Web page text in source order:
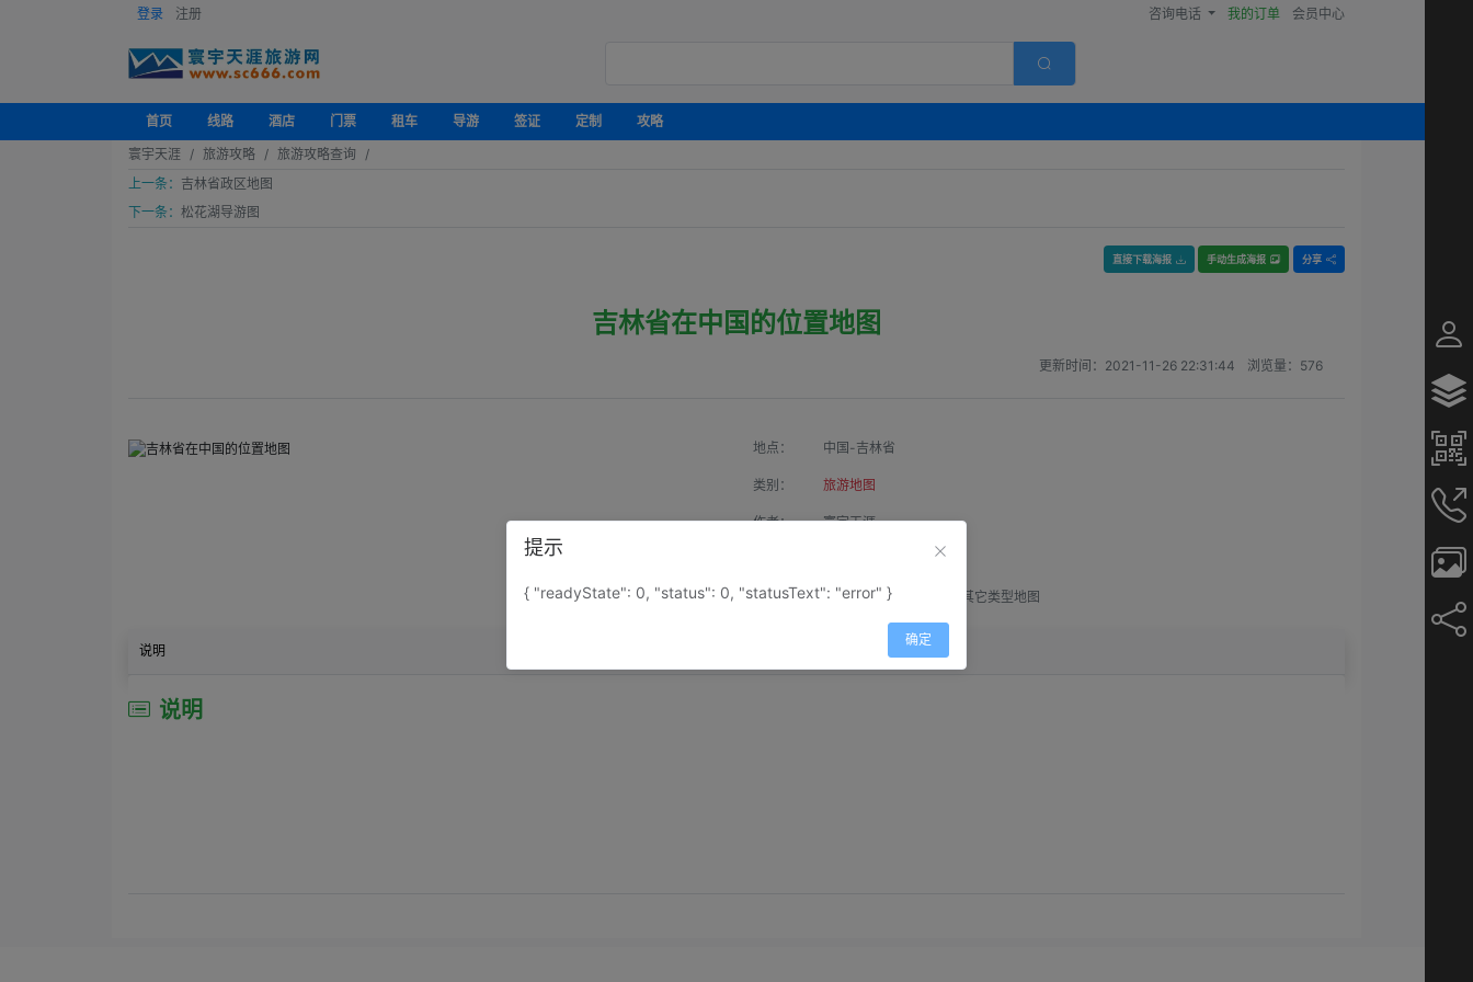
登录 注册 咨询电话 我的订单 会员中心
首页 线路 酒店 门票 租车 导游 签证 定制
攻略
寰宇天涯
旅游攻略
旅游攻略查询
上一条： 吉林省政区地图
下一条： 松花湖导游图
直接下载海报 手动生成海报 分享
吉林省在中国的位置地图
更新时间： 2021-11-26 22:31:44 浏览量： 576
地点： 中国-吉林省
类别： 旅游地图
作者： 寰宇天涯
属性： 地图属性： 地图类型-其它类型地图
说明
说明
提示
{ "readyState": 0, "status": 0, "statusText": "error" }
确定